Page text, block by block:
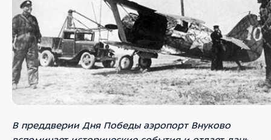
В преддверии Дня Победы аэропорт Внуково